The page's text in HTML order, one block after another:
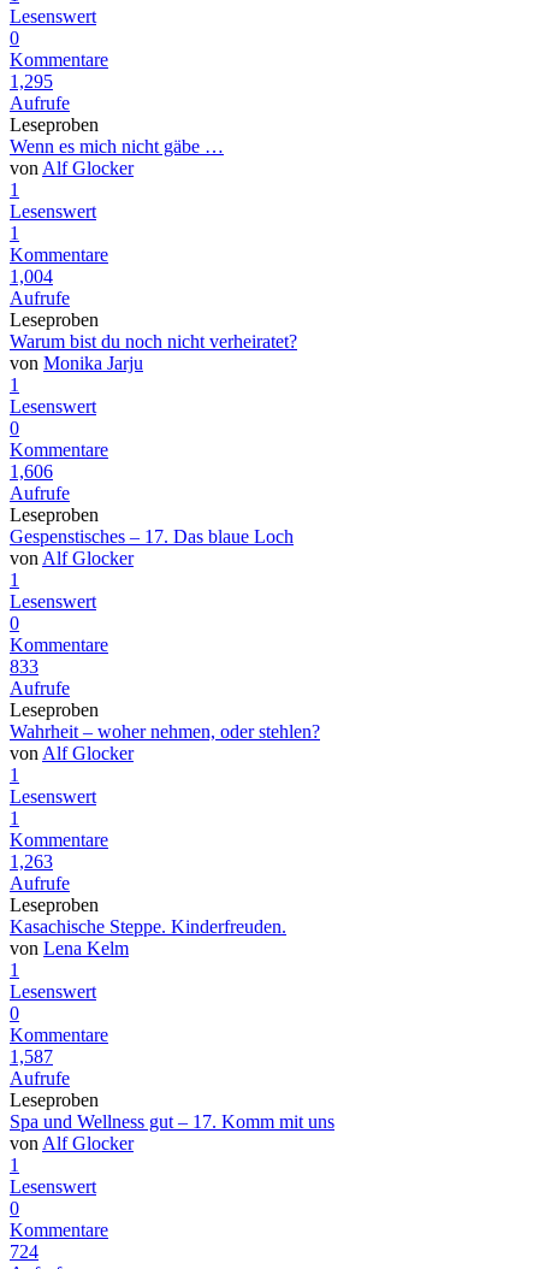
Lesenswert
0
Kommentare
1,295
Aufrufe
Leseproben
Wenn es mich nicht gäbe …
von Alf Glocker
1
Lesenswert
1
Kommentare
1,004
Aufrufe
Leseproben
Warum bist du noch nicht verheiratet?
von Monika Jarju
1
Lesenswert
0
Kommentare
1,606
Aufrufe
Leseproben
Gespenstisches – 17. Das blaue Loch
von Alf Glocker
1
Lesenswert
0
Kommentare
833
Aufrufe
Leseproben
Wahrheit – woher nehmen, oder stehlen?
von Alf Glocker
1
Lesenswert
1
Kommentare
1,263
Aufrufe
Leseproben
Kasachische Steppe. Kinderfreuden.
von Lena Kelm
1
Lesenswert
0
Kommentare
1,587
Aufrufe
Leseproben
Spa und Wellness gut – 17. Komm mit uns
von Alf Glocker
1
Lesenswert
0
Kommentare
724